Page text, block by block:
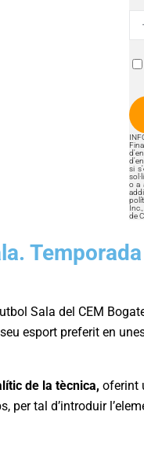
si
o a
de
Sala del CEM
esport preferit en
de la tècnica, oferint
per tal d’introduir